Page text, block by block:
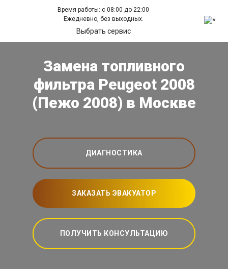
Время работы: с 08:00 до 22:00
Ежедневно, без выходных.
Выбрать сервис
Замена топливного
фильтра Peugeot 2008
(Пежо 2008) в Москве
ДИАГНОСТИКА
ЗАКАЗАТЬ ЭВАКУАТОР
ПОЛУЧИТЬ КОНСУЛЬТАЦИЮ